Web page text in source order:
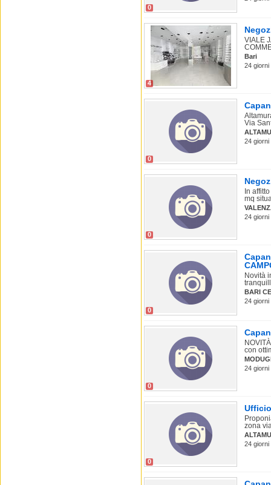
0
4
VIALE
Bari
24 giorni
0
Via
24 giorni
0
In
mq
24 giorni
0
Novità
BARI
24 giorni
0
con
24 giorni
0
zona
24 giorni